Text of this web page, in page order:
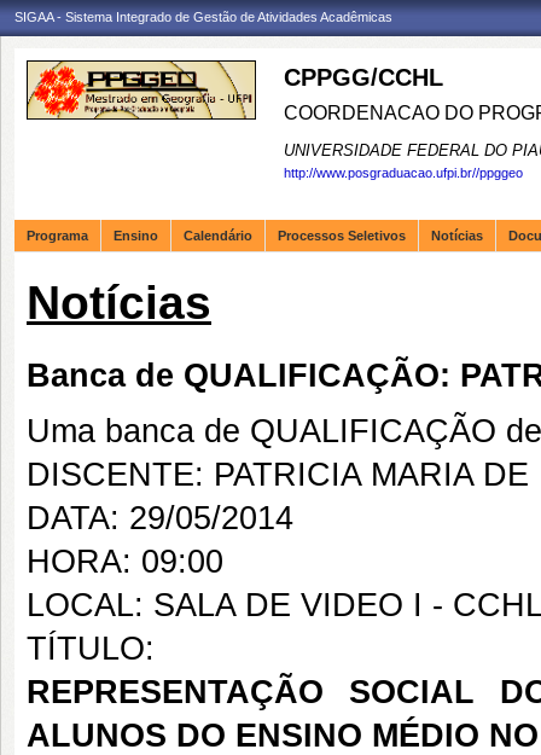
SIGAA - Sistema Integrado de Gestão de Atividades Acadêmicas
CPPGG/CCHL
COORDENACAO DO
UNIVERSIDADE FEDERAL DO
http://www.posgraduacao.ufpi.br//ppggeo
Programa Ensino Calendário Processos Seletivos Notícias
Notícias
Banca de QUALIFICAÇÃO:
Uma banca de QUALIFICAÇÃO
DISCENTE: PATRICIA MARIA
DATA: 29/05/2014
HORA: 09:00
LOCAL: SALA DE VIDEO I -
TÍTULO:
REPRESENTAÇÃO SOCIAL
ALUNOS DO ENSINO MÉDIO